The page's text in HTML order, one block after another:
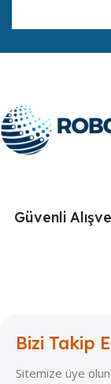
Güvenli
Bizi Takip
Sitemize üye